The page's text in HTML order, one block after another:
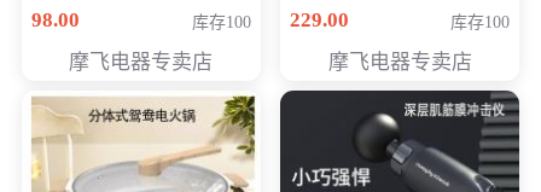
98.00
库存100
摩飞电器专卖店
168元
229.00 库存100
摩飞电器专卖店